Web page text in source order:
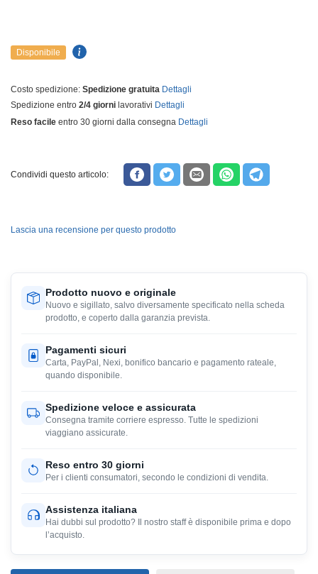
Disponibile
Costo spedizione: Spedizione gratuita Dettagli
Spedizione entro 2/4 giorni lavorativi Dettagli
Reso facile entro 30 giorni dalla consegna Dettagli
Condividi questo articolo:
Lascia una recensione per questo prodotto
Prodotto nuovo e originale
Nuovo e sigillato, salvo diversamente specificato nella scheda
prodotto, e coperto dalla garanzia prevista.
Pagamenti sicuri
Carta, PayPal, Nexi, bonifico bancario e pagamento rateale,
quando disponibile.
Spedizione veloce e assicurata
Consegna tramite corriere espresso. Tutte le spedizioni
viaggiano assicurate.
Reso entro 30 giorni
Per i clienti consumatori, secondo le condizioni di vendita.
Assistenza italiana
Hai dubbi sul prodotto? Il nostro staff è disponibile prima e dopo
l’acquisto.